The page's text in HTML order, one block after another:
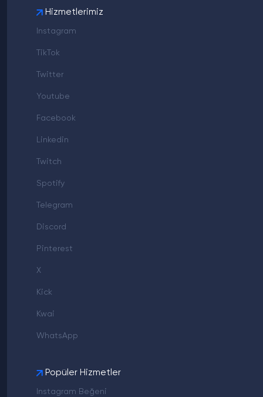
Hizmetlerimiz
Instagram
TikTok
Twitter
Youtube
Facebook
Linkedin
Twitch
Spotify
Telegram
Discord
Pinterest
X
Kick
Kwai
WhatsApp
Popüler Hizmetler
Instagram Beğeni